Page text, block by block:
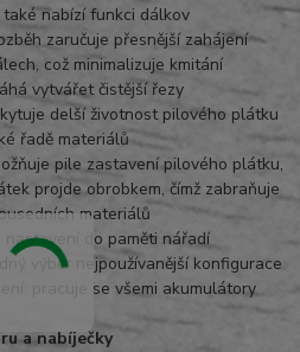
nabízí funkci dálkov
zaručuje přesnější zahájení
což minimalizuje kmitání
vytvářet čistější řezy
delší životnost pilového plátku
řadě materiálů
pile zastavení pilového plátku,
projde obrobkem, čímž zabraňuje
materiálů
do paměti nářadí
výběr nejpoužívanější konfigurace
pracuje se všemi akumulátory
a nabíječky